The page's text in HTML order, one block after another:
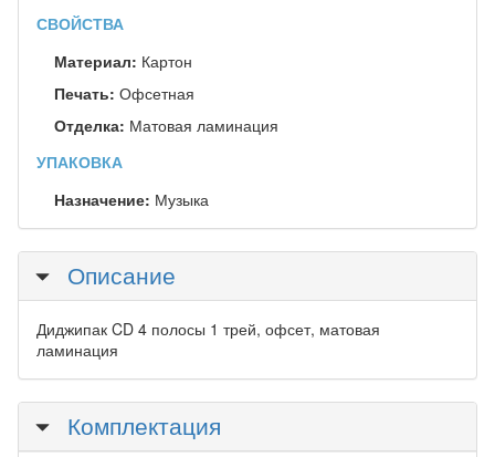
СВОЙСТВА
Материал: Картон
Печать: Офсетная
Отделка: Матовая ламинация
УПАКОВКА
Назначение: Музыка
Скрыть
Описание
Диджипак CD 4 полосы 1 трей, офсет, матовая
ламинация
Скрыть
Комплектация